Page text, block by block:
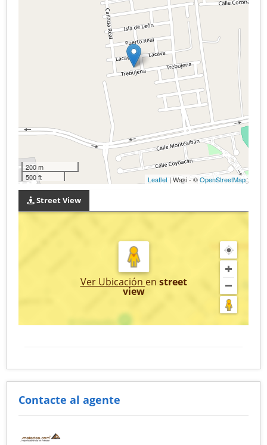
200 m
500 ft
Leaflet | Wasi - ©OpenStreetMap
Street View
Ver Ubicación en street
view
Contacte al agente